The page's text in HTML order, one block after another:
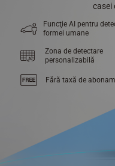
casei
Funcţie AI pentru
formei umane
Zona de detectare
personalizabilă
Fără taxă de